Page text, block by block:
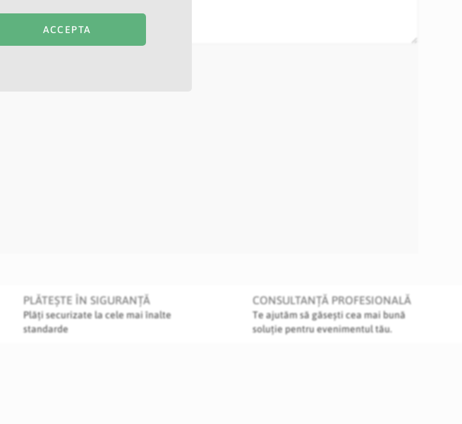
PLĂTEȘTE ÎN SIGURANȚĂ
Plăți securizate la cele mai înalte
standarde
CONSULTANȚĂ PROFESIONALĂ
Te ajutăm să găsești cea mai bună
soluție pentru evenimentul tău.
ACCEPTA